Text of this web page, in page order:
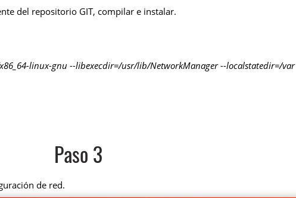
del repositorio GIT, compilar e instalar.
linux-gnu --libexecdir=/usr/lib/NetworkManager --localstatedir=/var
Paso 3
de red.